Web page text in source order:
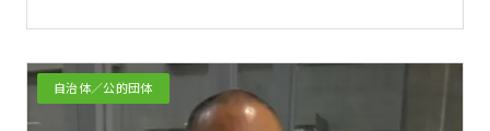
自治体／公的団体